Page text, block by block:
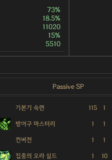
73%
18.5%
11020
15%
5510
Passive SP
기본기 숙련 115 1
방어구 마스터리 1 1
컨버전 1 1
집중의 오라 실드 1 10